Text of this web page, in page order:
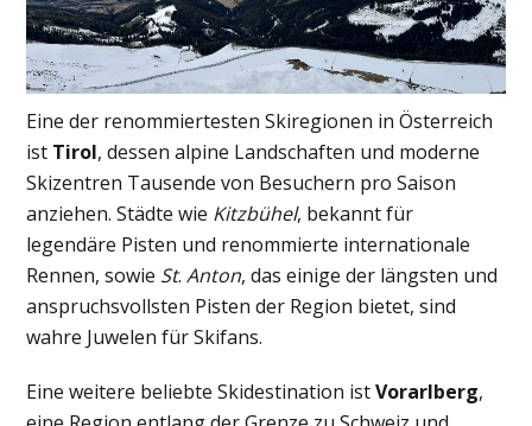
Eine der renommiertesten Skiregionen in Österreich
ist Tirol, dessen alpine Landschaften und moderne
Skizentren Tausende von Besuchern pro Saison
anziehen. Städte wie Kitzbühel, bekannt für
legendäre Pisten und renommierte internationale
Rennen, sowie St.Anton, das einige der längsten und
anspruchsvollsten Pisten der Region bietet, sind
wahre Juwelen für Skifans.
Eine weitere beliebte Skidestination istVorarlberg,